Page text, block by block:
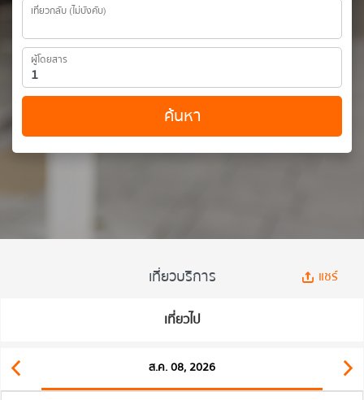
เที่ยวกลับ (ไม่บังคับ)
ผู้โดยสาร
ค้นหา
เที่ยวบริการ แชร์
เที่ยวไป
ส.ค. 08, 2026